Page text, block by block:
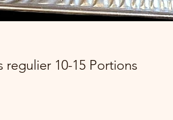
regulier 10-15 Portions